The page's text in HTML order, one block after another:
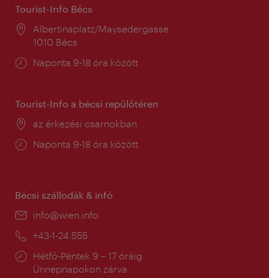
Tourist-Info Bécs
Helyszín:
Albertinaplatz/Maysedergasse
1010 Bécs
Nyitva
Naponta 9-18 óra között
Tourist-Info a bécsi repülőtéren
Helyszín:
az érkezési csarnokban
Nyitva
Naponta 9-18 óra között
Bécsi szállodák & infó
E-
info@wien.info
Telefon:
+43-1-24 555
Nyitva
tartás:
Hétfő-Péntek 9 – 17 óráig
Ünnepnapokon zárva